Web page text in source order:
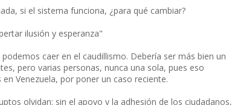
si el sistema funciona, ¿para qué cambiar?
ilusión y esperanza"
caer en el caudillismo. Debería ser más bien un
pero varias personas, nunca una sola, pues eso
Venezuela, por poner un caso reciente.
olvidan: sin el apoyo y la adhesión de los ciudadanos,